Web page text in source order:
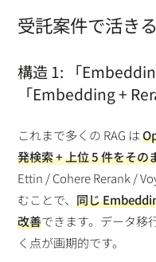
受託案件で活き
構造 1: 「
「Embedding +
これまで多くの RAG は
発検索 + 上位 5 件をその
Ettin / Cohere Rerank /
むことで、同じ
改善できます。データ移
く点が画期的です。